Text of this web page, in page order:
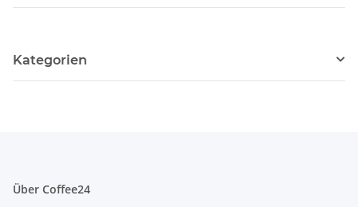
Kategorien
Über Coffee24